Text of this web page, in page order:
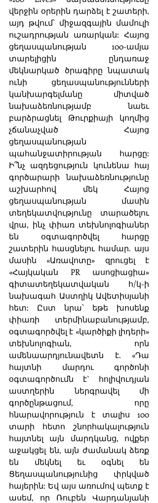
վերջին օրերին դարձել է շատերի,
այդ թվում՝ միջազգային մամուլի
ուշադրության առարկան: Հայոց
ցեղասպանության 100-ամյա
տարելիցին ընդառաջ
մեկնարկած ծրագիրը նպատակ
ունի ցեղասպանությունների
կանխարգելմանը միտված
նախաձեռնությամբ նաեւ
բարձրացնել Թուրքիայի կողմից
չճանաչված Հայոց
ցեղասպանության
պահանջատիրության հարցը:
Ի՞նչ ազդեցություն կունենա հայ
գործարարի նախաձեռնությունը
աշխարհով մեկ Հայոց
ցեղասպանության մասին
տեղեկատվությունը տարածելու
վրա, ինչ փիառ տեխնոլոգիաներ
են օգտագործվել հարցը
շատերին հասցնելու համար. այս
մասին «Առավոտը» զրուցել է
«Հայկական PR ասոցիացիա»
գիտատեղեկատվական հ/կ-ի
նախագահ Աստղիկ Ավետիսյանի
հետ: Ըստ նրա՝ եթե խոսենք
փիառի տերմինաբանությամբ,
օգտագործվել է «կարծիքի լիդերի»
տեխնոլոգիան, որն
ամենաարդյունավետն է. «Դա
հայտնի մարդու գործոնի
օգտագործումն է` հոլիվուդյան
աստղերին ներգրավել մի
գործընթացում, որը
հնարավորություն է տալիս 100
տարի հետո շնորհակալություն
հայտնել այն մարդկանց, ովքեր
աջակցել են, այն ժամանակ ձեռք
են մեկնել եւ օգնել են
Ցեղասպանությունից փրկված
հայերին: Եվ այս առումով պետք է
ասեմ, որ Ռուբեն Վարդանյանի